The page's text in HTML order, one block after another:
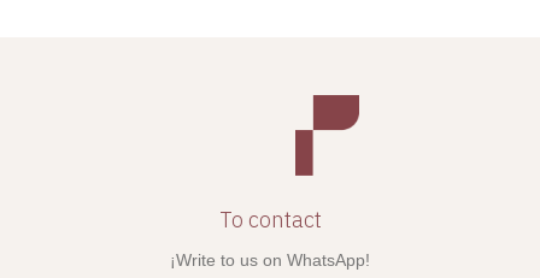
To contact
¡Write to us on WhatsApp!